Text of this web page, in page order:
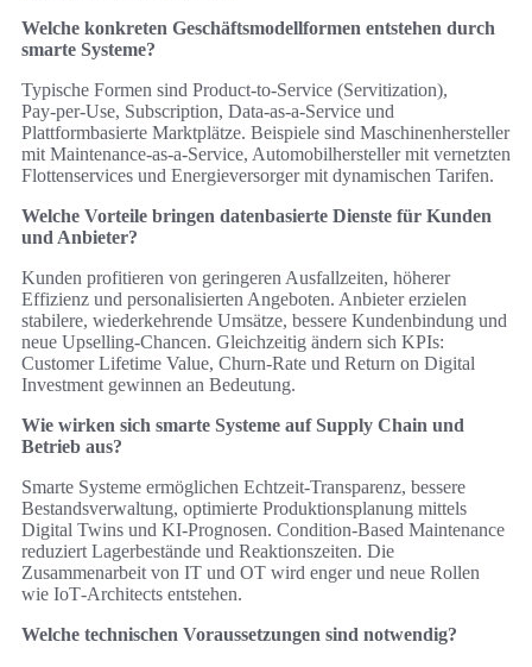
Welche konkreten Geschäftsmodellformen entstehen durch
smarte Systeme?
Typische Formen sind Product‑to‑Service (Servitization),
Pay‑per‑Use, Subscription, Data‑as‑a‑Service und
Plattformbasierte Marktplätze. Beispiele sind Maschinenhersteller
mit Maintenance‑as‑a‑Service, Automobilhersteller mit vernetzten
Flottenservices und Energieversorger mit dynamischen Tarifen.
Welche Vorteile bringen datenbasierte Dienste für Kunden
und Anbieter?
Kunden profitieren von geringeren Ausfallzeiten, höherer
Effizienz und personalisierten Angeboten. Anbieter erzielen
stabilere, wiederkehrende Umsätze, bessere Kundenbindung und
neue Upselling‑Chancen. Gleichzeitig ändern sich KPIs:
Customer Lifetime Value, Churn‑Rate und Return on Digital
Investment gewinnen an Bedeutung.
Wie wirken sich smarte Systeme auf Supply Chain und
Betrieb aus?
Smarte Systeme ermöglichen Echtzeit‑Transparenz, bessere
Bestandsverwaltung, optimierte Produktionsplanung mittels
Digital Twins und KI‑Prognosen. Condition‑Based Maintenance
reduziert Lagerbestände und Reaktionszeiten. Die
Zusammenarbeit von IT und OT wird enger und neue Rollen
wie IoT‑Architects entstehen.
Welche technischen Voraussetzungen sind notwendig?